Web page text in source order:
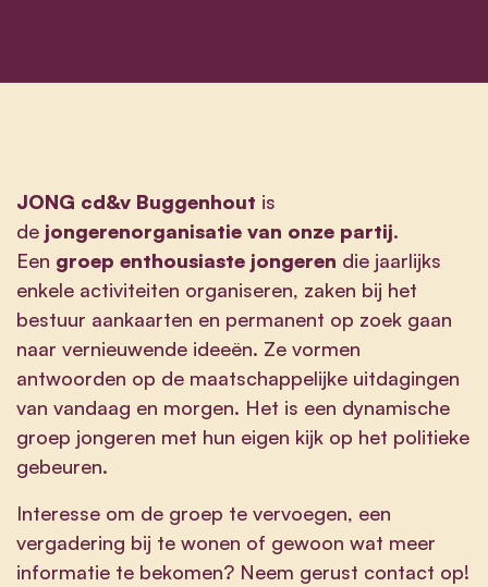
JONG cd&v Buggenhout is
de jongerenorganisatie van onze partij.
Een groep enthousiaste jongeren die jaarlijks
enkele activiteiten organiseren, zaken bij het
bestuur aankaarten en permanent op zoek gaan
naar vernieuwende ideeën. Ze vormen
antwoorden op de maatschappelijke uitdagingen
van vandaag en morgen. Het is een dynamische
groep jongeren met hun eigen kijk op het politieke
gebeuren.
Interesse om de groep te vervoegen, een
vergadering bij te wonen of gewoon wat meer
informatie te bekomen? Neem gerust contact op!